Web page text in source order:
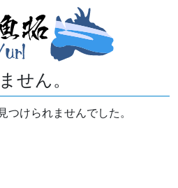
せん。
つけられませんでした。